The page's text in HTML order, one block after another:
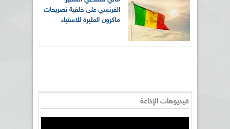
الفرنسي على خلفية تصريحات
ماكرون المثيرة للاستياء
فيديوهات الإذاعة